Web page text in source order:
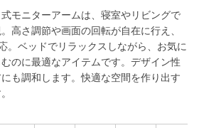
モニターアームは、寝室やリビングで
高さ調節や画面の回転が自在に行え、
。ベッドでリラックスしながら、お気に
のに最適なアイテムです。デザイン性
も調和します。快適な空間を作り出す